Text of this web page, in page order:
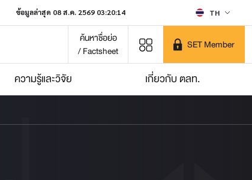
ข้อมูลล่าสุด 08 ส.ค. 2569 03:20:14 TH
ค้นหาชื่อย่อ
/ Factsheet
SET Member
ความรู้และวิจัย เกี่ยวกับ ตลท.